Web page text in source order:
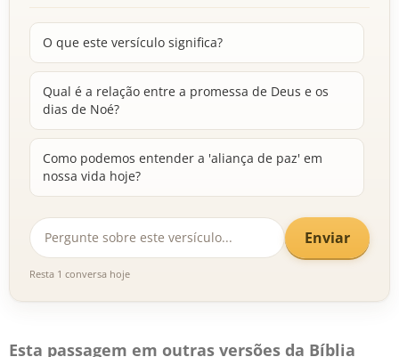
O que este versículo significa?
Qual é a relação entre a promessa de Deus e os
dias de Noé?
Como podemos entender a 'aliança de paz' em
nossa vida hoje?
Enviar
Resta 1 conversa hoje
Esta passagem em outras versões da Bíblia